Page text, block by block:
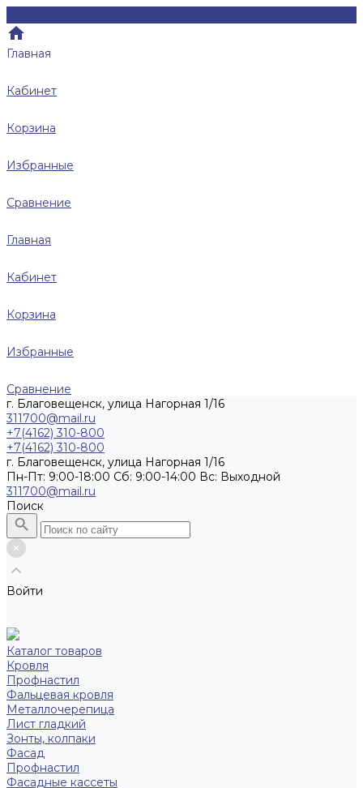
Главная
Кабинет
Корзина
Избранные
Сравнение
Главная
Кабинет
Корзина
Избранные
Сравнение
г. Благовещенск, улица Нагорная 1/16
311700@mail.ru
+7(4162) 310-800
+7(4162) 310-800
г. Благовещенск, улица Нагорная 1/16
Пн-Пт: 9:00-18:00 Cб: 9:00-14:00 Вс: Выходной
311700@mail.ru
Поиск
Войти
Каталог товаров
Кровля
Профнастил
Фальцевая кровля
Металлочерепица
Лист гладкий
Зонты, колпаки
Фасад
Профнастил
Фасадные кассеты